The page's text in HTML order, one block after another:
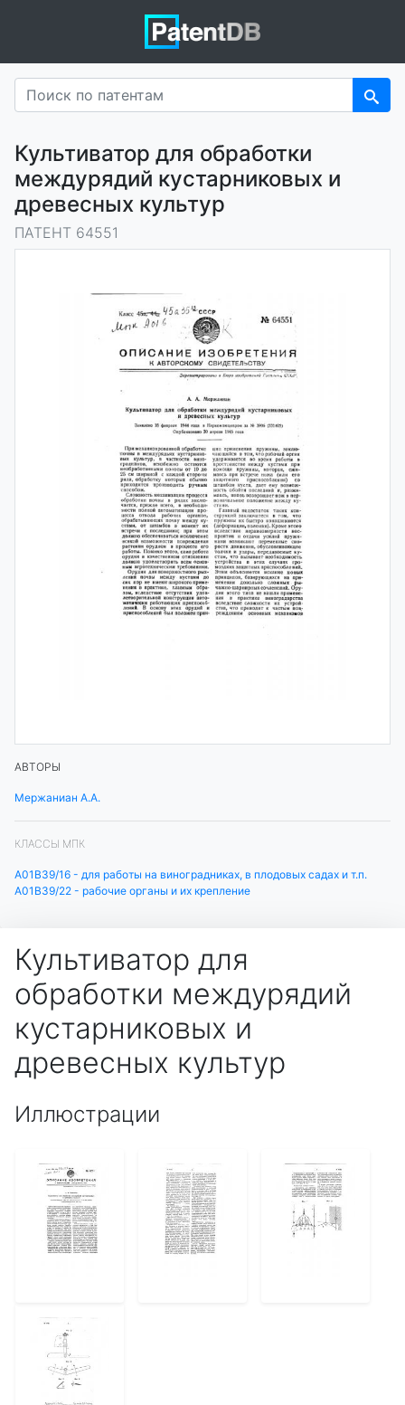
Культиватор для обработки
междурядий кустарниковых и
древесных культур
ПАТЕНТ 64551
АВТОРЫ
Мержаниан А.А.
КЛАССЫ МПК
A01B39/16 - для работы на виноградниках, в плодовых садах и т.п.
A01B39/22 - рабочие органы и их крепление
Культиватор для
обработки междурядий
кустарниковых и
древесных культур
Иллюстрации